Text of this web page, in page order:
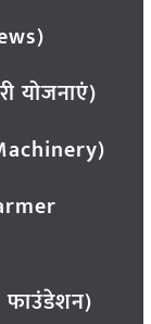
योजनाएं)
फाउंडेशन)